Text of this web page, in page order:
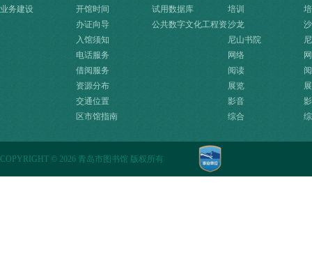
业务建设
开馆时间
办证向导
入馆须知
电话服务
借阅服务
资源分布
交通位置
区市馆指南
试用数据库
公共数字文化工程资
培训
沙龙
尼山书院
网络
阅读
展览
影音
综合
COPYRIGHT © 2026 青岛市图书馆 版权所有